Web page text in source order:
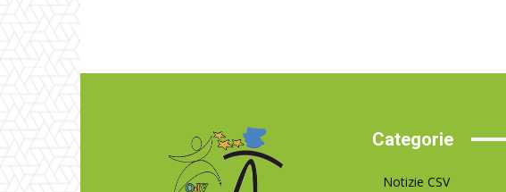
Categorie
Notizie CSV